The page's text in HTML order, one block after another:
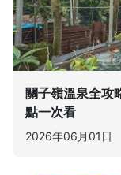
關子嶺溫泉全攻
點一次看
2026年06月01日